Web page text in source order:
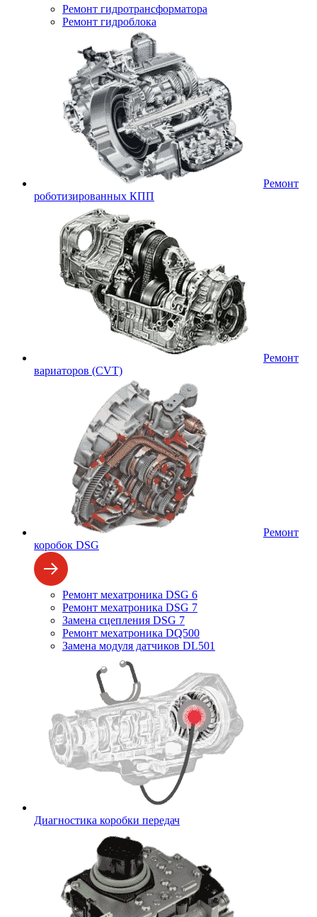
Ремонт гидротрансформатора
Ремонт гидроблока
Ремонт
роботизированных КПП
Ремонт
вариаторов (CVT)
Ремонт
коробок DSG
Ремонт мехатроника DSG 6
Ремонт мехатроника DSG 7
Замена сцепления DSG 7
Ремонт мехатроника DQ500
Замена модуля датчиков DL501
Диагностика коробки передач